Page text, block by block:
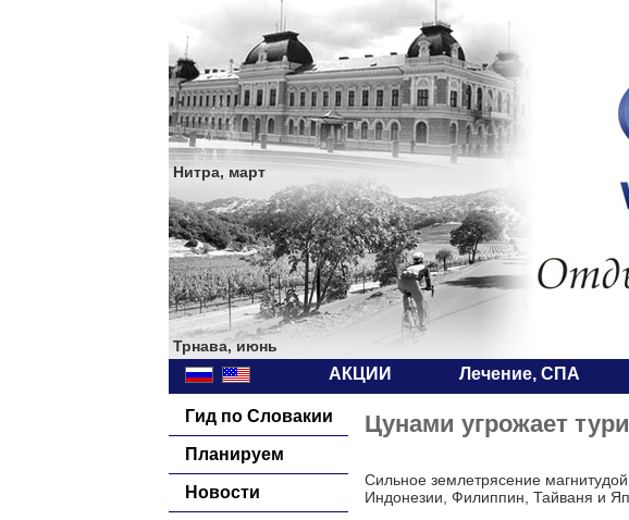
Нитра, март
Трнава, июнь
АКЦИИ Лечение, СПА
Гид по Словакии
Планируем
Новости
Цунами угрожает
Сильное землетрясение
Индонезии, Филиппин, Тайваня и